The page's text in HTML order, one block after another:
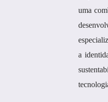
uma
a